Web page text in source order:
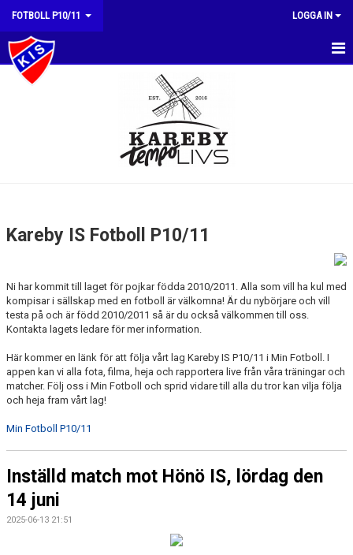
FOTBOLL P10/11 LOGGA IN
HEM
BILDGALLERI
DOKUMENT
KONTAKT
Kareby IS Fotboll P10/11
Ni har kommit till laget för pojkar födda 2010/2011. Alla som vill ha kul med
kompisar i sällskap med en fotboll är välkomna! Är du nybörjare och vill
testa på och är född 2010/2011 så är du också välkommen till oss.
Kontakta lagets ledare för mer information.
Här kommer en länk för att följa vårt lag Kareby IS P10/11 i Min Fotboll. I
appen kan vi alla fota, filma, heja och rapportera live från våra träningar och
matcher. Följ oss i Min Fotboll och sprid vidare till alla du tror kan vilja följa
och heja fram vårt lag!
Min Fotboll P10/11
Inställd match mot Hönö IS, lördag den
14 juni
2025-06-13 21:51